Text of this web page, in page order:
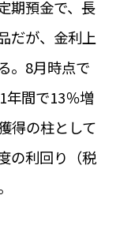
期預金で、長
だが、金利上
。8月時点で
年間で13％増
得の柱として
の利回り（税